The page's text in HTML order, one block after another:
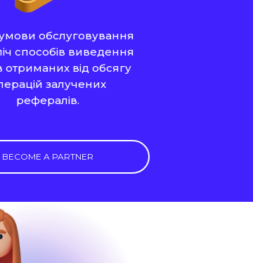
обслуговування
способів виведення
отриманих від обсягу
залучених
рефералів.
BECOME A PARTNER